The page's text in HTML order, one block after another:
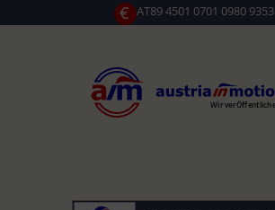
€ AT89 4501 0701 0980 9353